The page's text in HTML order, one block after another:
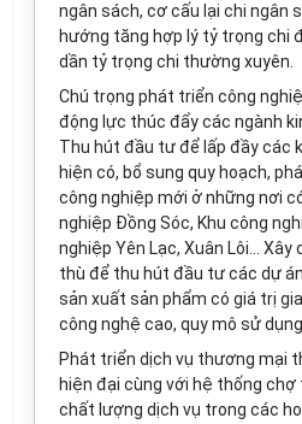
ngân sách, cơ cấu lại chi ngân
hướng tăng hợp lý tỷ trọng chi
dần tỷ trọng chi thường xuyên.
Chú trọng phát triển công
động lực thúc đẩy các ngành
Thu hút đầu tư để lấp đầy các
hiện có, bổ sung quy hoạch,
công nghiệp mới ở những nơi
nghiệp Đồng Sóc, Khu công
nghiệp Yên Lạc, Xuân Lôi...
thù để thu hút đầu tư các dự
sản xuất sản phẩm có giá trị
công nghệ cao, quy mô sử
Phát triển dịch vụ thương mại
hiện đại cùng với hệ thống chợ
chất lượng dịch vụ trong các